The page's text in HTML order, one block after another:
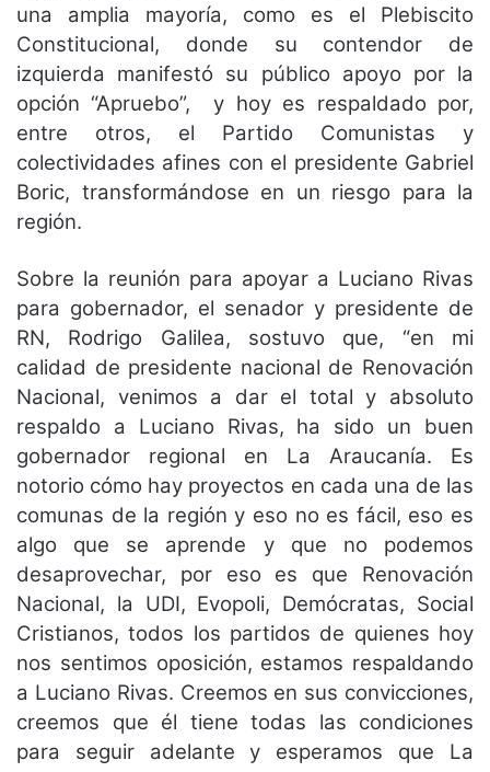
una amplia mayoría, como es el Plebiscito
Constitucional, donde su contendor de
izquierda manifestó su público apoyo por la
opción “Apruebo”, y hoy es respaldado por,
entre otros, el Partido Comunistas y
colectividades afines con el presidente Gabriel
Boric, transformándose en un riesgo para la
región.
Sobre la reunión para apoyar a Luciano Rivas
para gobernador, el senador y presidente de
RN, Rodrigo Galilea, sostuvo que, “en mi
calidad de presidente nacional de Renovación
Nacional, venimos a dar el total y absoluto
respaldo a Luciano Rivas, ha sido un buen
gobernador regional en La Araucanía. Es
notorio cómo hay proyectos en cada una de las
comunas de la región y eso no es fácil, eso es
algo que se aprende y que no podemos
desaprovechar, por eso es que Renovación
Nacional, la UDI, Evopoli, Demócratas, Social
Cristianos, todos los partidos de quienes hoy
nos sentimos oposición, estamos respaldando
a Luciano Rivas. Creemos en sus convicciones,
creemos que él tiene todas las condiciones
para seguir adelante y esperamos que La